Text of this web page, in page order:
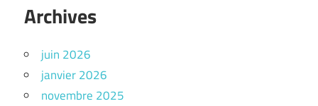
Archives
juin 2026
janvier 2026
novembre 2025